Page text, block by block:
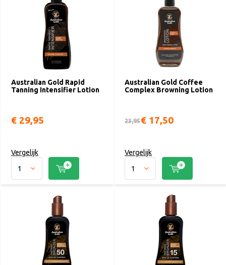
Australian Gold Rapid
Tanning Intensifier Lotion
€ 29,95
Vergelijk
Australian Gold Coffee
Complex Browning Lotion
23,95€ 17,50
Vergelijk